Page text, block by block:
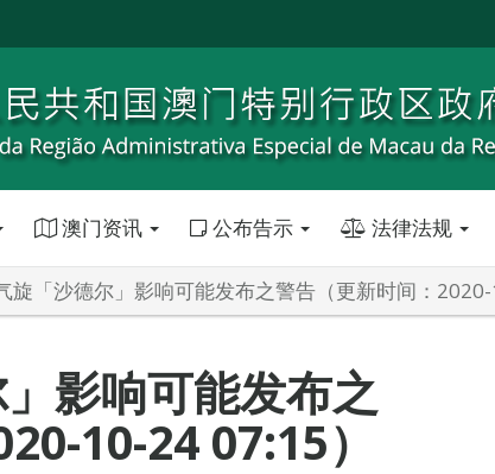
澳门资讯 公布告示 法律法规
旋「沙德尔」影响可能发布之警告（更新时间：2020-
影响可能发布之
10-24 07:15）